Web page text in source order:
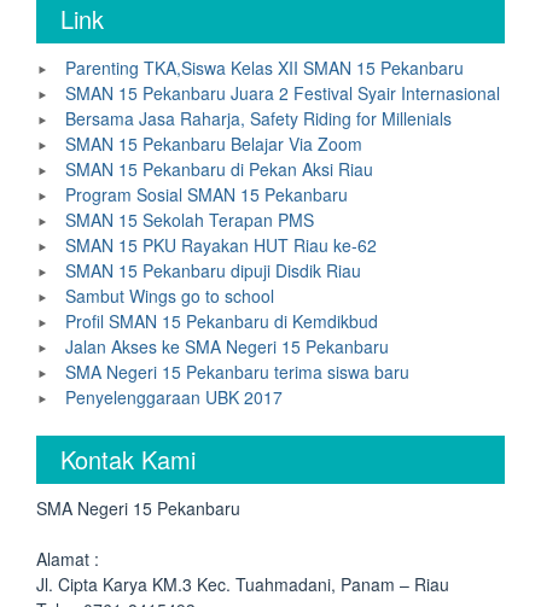
Link
Parenting TKA,Siswa Kelas XII SMAN 15 Pekanbaru
SMAN 15 Pekanbaru Juara 2 Festival Syair Internasional
Bersama Jasa Raharja, Safety Riding for Millenials
SMAN 15 Pekanbaru Belajar Via Zoom
SMAN 15 Pekanbaru di Pekan Aksi Riau
Program Sosial SMAN 15 Pekanbaru
SMAN 15 Sekolah Terapan PMS
SMAN 15 PKU Rayakan HUT Riau ke-62
SMAN 15 Pekanbaru dipuji Disdik Riau
Sambut Wings go to school
Profil SMAN 15 Pekanbaru di Kemdikbud
Jalan Akses ke SMA Negeri 15 Pekanbaru
SMA Negeri 15 Pekanbaru terima siswa baru
Penyelenggaraan UBK 2017
Kontak Kami
SMA Negeri 15 Pekanbaru
Alamat :
Jl. Cipta Karya KM.3 Kec. Tuahmadani, Panam – Riau